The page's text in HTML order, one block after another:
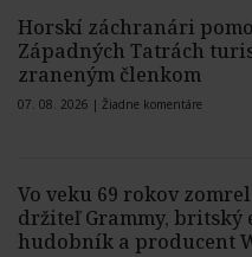
Horskí záchranári
Západných Tatrách
zraneným členkom
07. 08. 2026 | Žiadne komentáre
Vo veku 69 rokov
držiteľ Grammy,
hudobník a producent